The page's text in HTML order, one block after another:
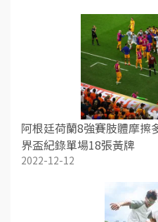
阿根廷荷蘭8強賽肢體摩擦
界盃紀錄單場18張黃牌
2022-12-12